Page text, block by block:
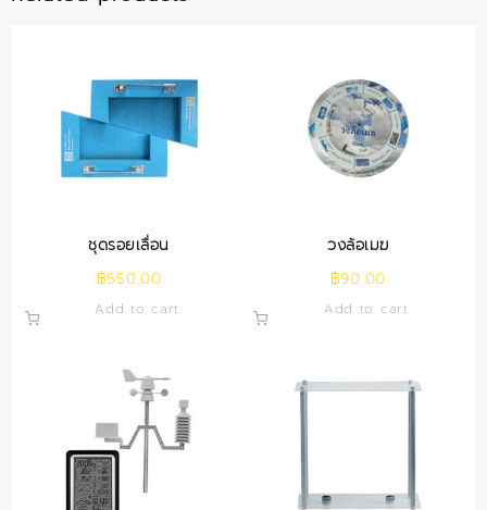
ชุดรอยเลื่อน
฿550.00
Add to cart
วงล้อเมฆ
฿90.00
Add to cart